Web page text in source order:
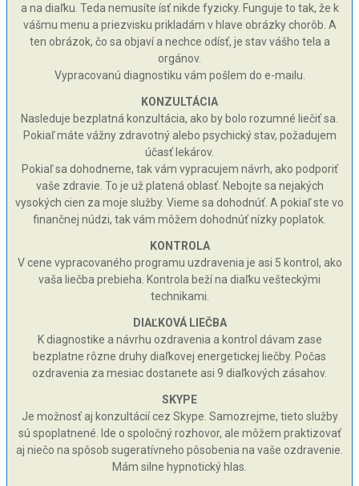
a na diaľku. Teda nemusíte ísť nikde fyzicky. Funguje to tak, že k
vášmu menu a priezvisku prikladám v hlave obrázky chorôb. A
ten obrázok, čo sa objaví a nechce odísť, je stav vášho tela a
orgánov.
Vypracovanú diagnostiku vám pošlem do e-mailu.
KONZULTÁCIA
Nasleduje bezplatná konzultácia, ako by bolo rozumné liečiť sa.
Pokiaľ máte vážny zdravotný alebo psychický stav, požadujem
účasť lekárov.
Pokiaľ sa dohodneme, tak vám vypracujem návrh, ako podporiť
vaše zdravie. To je už platená oblasť. Nebojte sa nejakých
vysokých cien za moje služby. Vieme sa dohodnúť. A pokiaľ ste vo
finančnej núdzi, tak vám môžem dohodnúť nízky poplatok.
KONTROLA
V cene vypracovaného programu uzdravenia je asi 5 kontrol, ako
vaša liečba prebieha. Kontrola beží na diaľku vešteckými
technikami.
DIAĽKOVÁ LIEČBA
K diagnostike a návrhu ozdravenia a kontrol dávam zase
bezplatne rôzne druhy diaľkovej energetickej liečby. Počas
ozdravenia za mesiac dostanete asi 9 diaľkových zásahov.
SKYPE
Je možnosť aj konzultácií cez Skype. Samozrejme, tieto služby
sú spoplatnené. Ide o spoločný rozhovor, ale môžem praktizovať
aj niečo na spôsob sugeratívneho pôsobenia na vaše ozdravenie.
Mám silne hypnotický hlas.